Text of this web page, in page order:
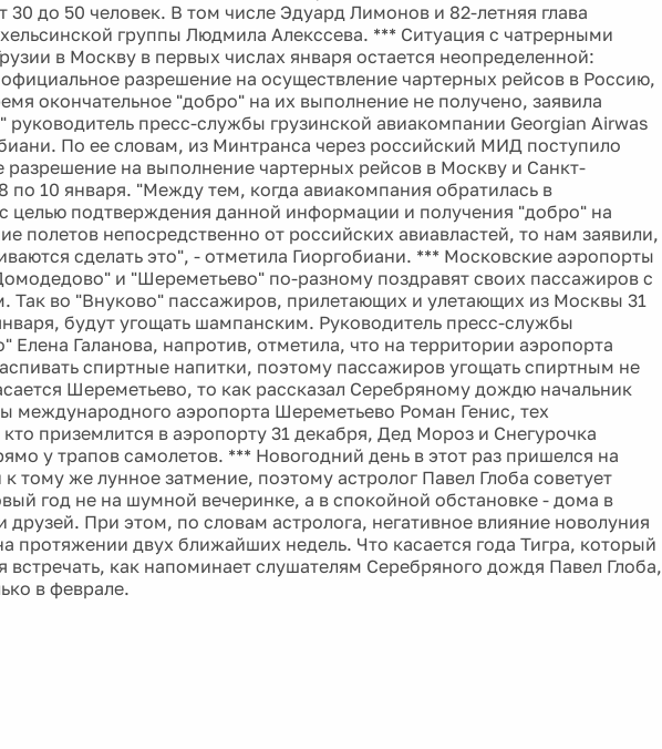
30 до 50 человек. В том числе Эдуард Лимонов и 82-летняя глава
группы Людмила Алекссева. *** Ситуация с чатрерными
в Москву в первых числах января остается неопределенной:
разрешение на осуществление чартерных рейсов в Россию,
окончательное "добро" на их выполнение не получено, заявила
руководитель пресс-службы грузинской авиакомпании Georgian Airwas
По ее словам, из Минтранса через российский МИД поступило
разрешение на выполнение чартерных рейсов в Москву и Санкт-
по 10 января. "Между тем, когда авиакомпания обратилась в
целью подтверждения данной информации и получения "добро" на
полетов непосредственно от российских авиавластей, то нам заявили,
сделать это", - отметила Гиоргобиани. *** Московские аэропорты
и "Шереметьево" по-разному поздравят своих пассажиров с
Так во "Внуково" пассажиров, прилетающих и улетающих из Москвы 31
будут угощать шампанским. Руководитель пресс-службы
Елена Галанова, напротив, отметила, что на территории аэропорта
спиртные напитки, поэтому пассажиров угощать спиртным не
Шереметьево, то как рассказал Серебряному дождю начальник
международного аэропорта Шереметьево Роман Генис, тех
приземлится в аэропорту 31 декабря, Дед Мороз и Снегурочка
у трапов самолетов. *** Новогодний день в этот раз пришелся на
тому же лунное затмение, поэтому астролог Павел Глоба советует
год не на шумной вечеринке, а в спокойной обстановке - дома в
друзей. При этом, по словам астролога, негативное влияние новолуния
протяжении двух ближайших недель. Что касается года Тигра, который
встречать, как напоминает слушателям Серебряного дождя Павел Глоба,
в феврале.